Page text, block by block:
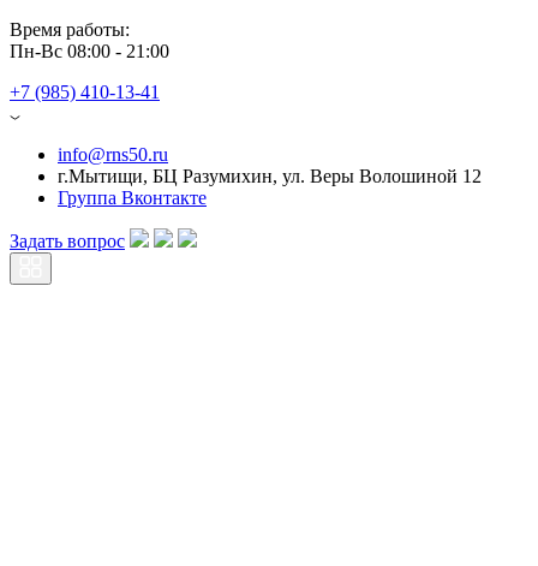
Время работы:
Пн-Вс 08:00 - 21:00
+7 (985) 410-13-41
info@rns50.ru
г.Мытищи, БЦ Разумихин, ул. Веры Волошиной 12
Группа Вконтакте
Задать вопрос